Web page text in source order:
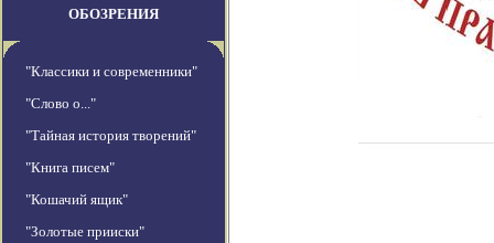
ОБОЗРЕНИЯ
"Классики и современники"
"Слово о..."
"Тайная история творений"
"Книга писем"
"Кошачий ящик"
"Золотые прииски"